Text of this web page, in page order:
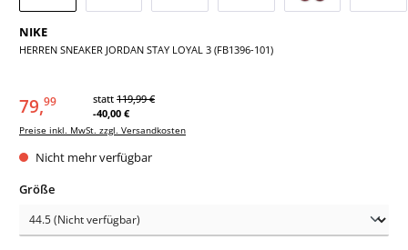
NIKE
HERREN SNEAKER JORDAN STAY LOYAL 3 (FB1396-101)
79,99 statt 119,99 €
-40,00 €
Preise inkl. MwSt. zzgl. Versandkosten
Nicht mehr verfügbar
Größeauswählen